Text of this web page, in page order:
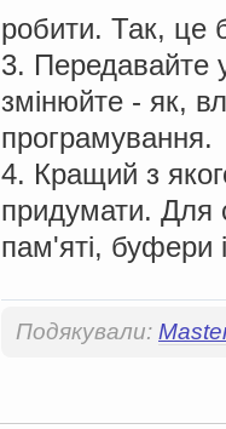
робити. Так, це
3. Передавайте
змінюйте - як,
програмування.
4. Кращий з
придумати. Для
пам'яті, буфери
Подякували: